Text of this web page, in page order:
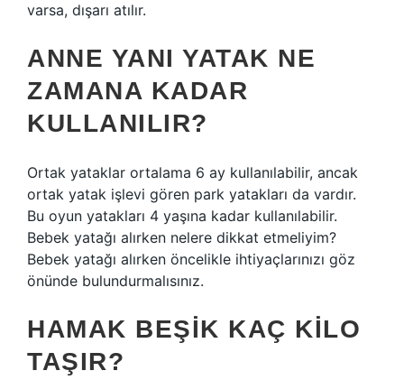
varsa, dışarı atılır.
ANNE YANI YATAK NE
ZAMANA KADAR
KULLANILIR?
Ortak yataklar ortalama 6 ay kullanılabilir, ancak
ortak yatak işlevi gören park yatakları da vardır.
Bu oyun yatakları 4 yaşına kadar kullanılabilir.
Bebek yatağı alırken nelere dikkat etmeliyim?
Bebek yatağı alırken öncelikle ihtiyaçlarınızı göz
önünde bulundurmalısınız.
HAMAK BEŞIK KAÇ KILO
TAŞIR?